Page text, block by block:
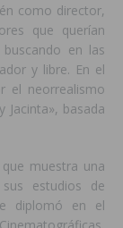
como director,
que querían
en las
y libre. En el
el neorrealismo
basada
muestra una
estudios de
diplomó en el